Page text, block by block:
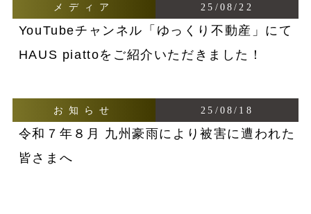
メディア 25/08/22
YouTubeチャンネル「ゆっくり不動産」にて
HAUS piattoをご紹介いただきました！
お知らせ 25/08/18
令和７年８月 九州豪雨により被害に遭われた
皆さまへ